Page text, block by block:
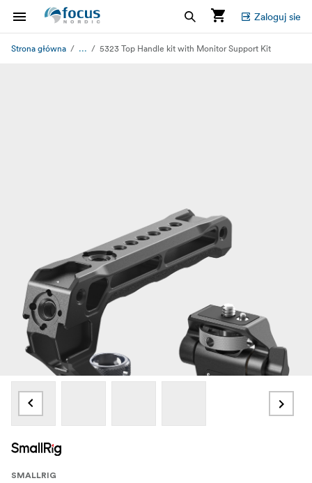
Zaloguj sie
Strona główna ... 5323 Top Handle kit with Monitor Support Kit
SMALLRIG